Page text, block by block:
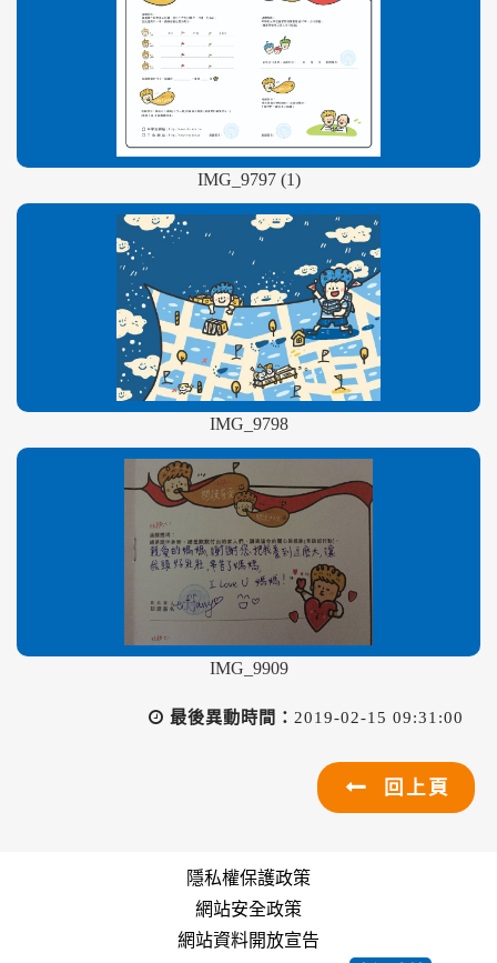
IMG_9797 (1)
IMG_9798
IMG_9909
最後異動時間： 2019-02-15 09:31:00
回上頁
隱私權保護政策
網站安全政策
網站資料開放宣告